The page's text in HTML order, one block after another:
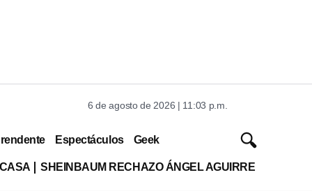
6 de agosto de 2026 | 11:03 p.m.
Espectáculos Geek
SHEINBAUM RECHAZO ÁNGEL AGUIRRE